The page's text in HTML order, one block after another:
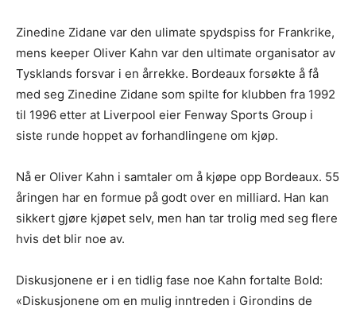
Zinedine Zidane var den ulimate spydspiss for Frankrike,
mens keeper Oliver Kahn var den ultimate organisator av
Tysklands forsvar i en årrekke. Bordeaux forsøkte å få
med seg Zinedine Zidane som spilte for klubben fra 1992
til 1996 etter at Liverpool eier Fenway Sports Group i
siste runde hoppet av forhandlingene om kjøp.
Nå er Oliver Kahn i samtaler om å kjøpe opp Bordeaux. 55
åringen har en formue på godt over en milliard. Han kan
sikkert gjøre kjøpet selv, men han tar trolig med seg flere
hvis det blir noe av.
Diskusjonene er i en tidlig fase noe Kahn fortalte Bold:
«Diskusjonene om en mulig inntreden i Girondins de